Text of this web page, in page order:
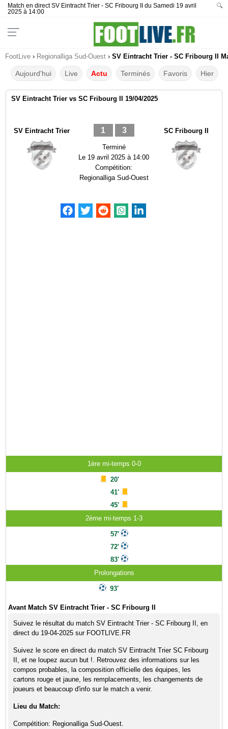
Match en direct SV Eintracht Trier - SC Fribourg II du Samedi 19 avril
2025 à 14:00
🔍
FootLive › Regionalliga Sud-Ouest › SV Eintracht Trier - SC Fribourg II
Aujourd'hui Live Actu Terminés Favoris Hier
SV Eintracht Trier vs SC Fribourg II 19/04/2025
SV Eintracht Trier 1 3
Terminé
Le 19 avril 2025 à 14:00
Compétition:
Regionalliga Sud-Ouest
SC Fribourg II
1ère mi-temps 0-0
20'
41'
45'
2ème mi-temps 1-3
57'
72'
83'
Prolongations
93'
Avant Match SV Eintracht Trier - SC Fribourg II
Suivez le résultat du match SV Eintracht Trier - SC Fribourg II, en
direct du 19-04-2025 sur FOOTLIVE.FR
Suivez le score en direct du match SV Eintracht Trier SC Fribourg
II, et ne loupez aucun but !. Retrouvez des informations sur les
compos probables, la composition officielle des équipes, les
cartons rouge et jaune, les remplacements, les changements de
joueurs et beaucoup d'info sur le match a venir.
Lieu du Match:
Compétition: Regionalliga Sud-Ouest.